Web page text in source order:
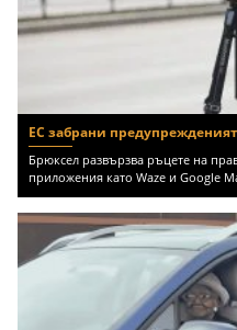
ЕС забрани
Брюксел развързва ръцете на
приложения като Waze и Google